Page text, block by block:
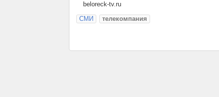
beloreck-tv.ru
СМИ
телекомпания